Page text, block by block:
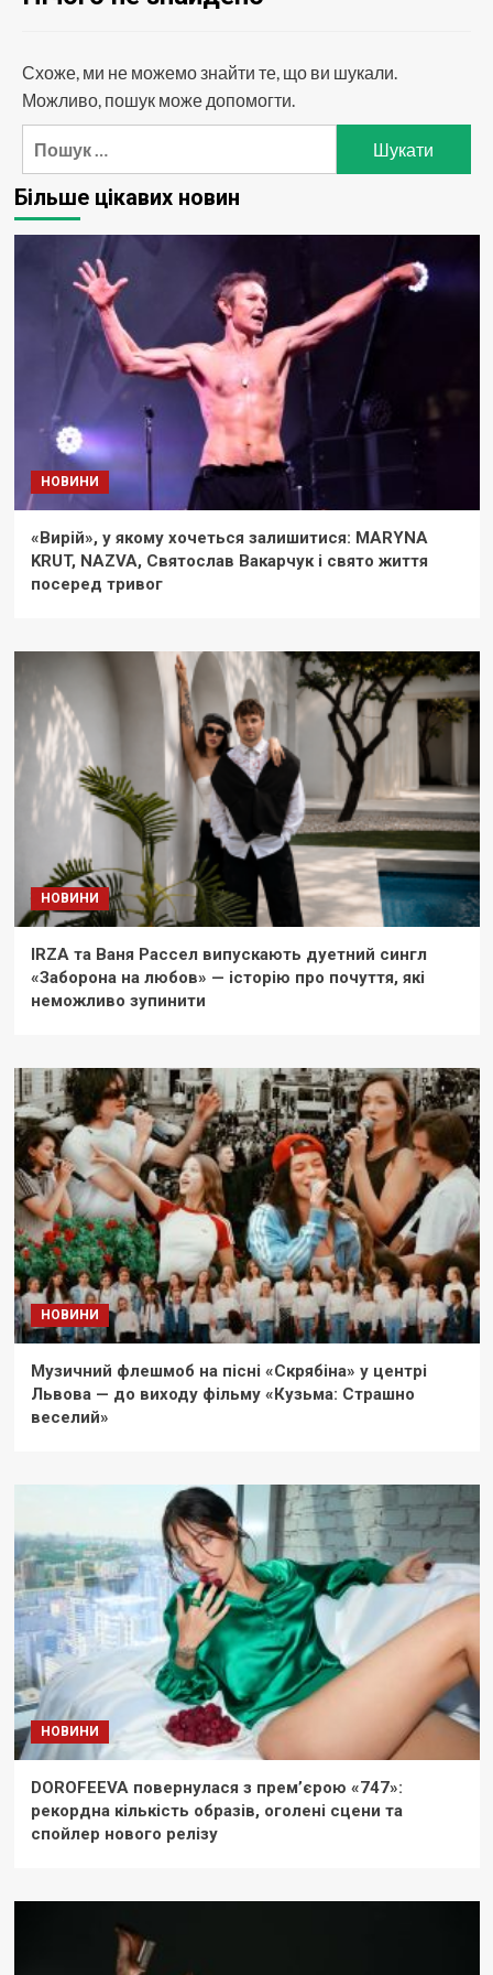
Схоже, ми не можемо знайти те, що ви шукали.
Можливо, пошук може допомогти.
Більше цікавих новин
НОВИНИ
«Вирій», у якому хочеться залишитися: MARYNA
KRUT, NAZVA, Святослав Вакарчук і свято життя
посеред тривог
НОВИНИ
IRZA та Ваня Рассел випускають дуетний сингл
«Заборона на любов» — історію про почуття, які
неможливо зупинити
НОВИНИ
Музичний флешмоб на пісні «Скрябіна» у центрі
Львова — до виходу фільму «Кузьма: Страшно
веселий»
НОВИНИ
DOROFEEVA повернулася з прем’єрою «747»:
рекордна кількість образів, оголені сцени та
спойлер нового релізу